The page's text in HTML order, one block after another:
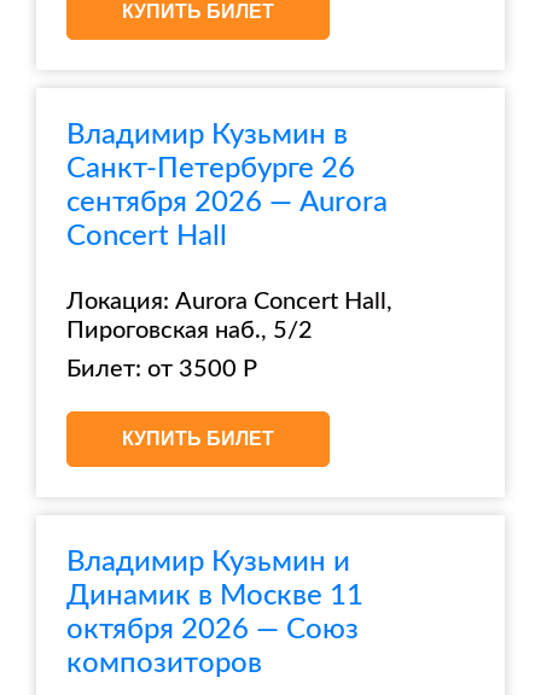
КУПИТЬ БИЛЕТ
Владимир Кузьмин в
Санкт-Петербурге 26
сентября 2026 — Aurora
Concert Hall
Локация: Aurora Concert Hall,
Пироговская наб., 5/2
Билет: от 3500 Р
КУПИТЬ БИЛЕТ
Владимир Кузьмин и
Динамик в Москве 11
октября 2026 — Союз
композиторов